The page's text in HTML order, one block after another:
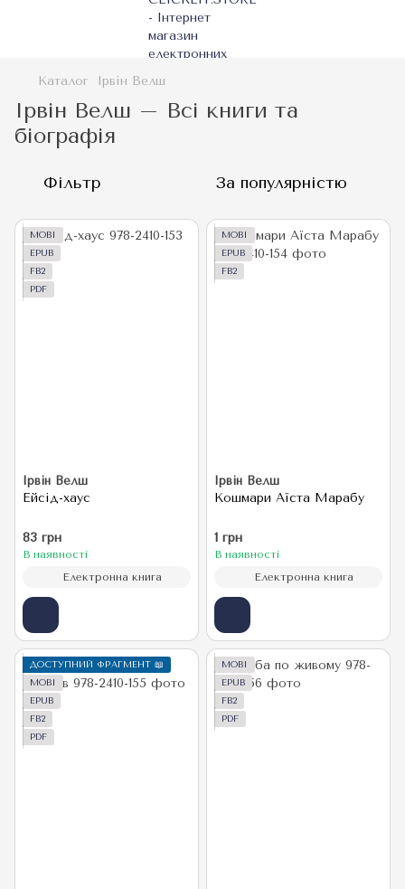
Каталог Ірвін Велш
Ірвін Велш – Всі книги та
біографія
Фільтр За популярністю
MOBI
EPUB
FB2
PDF
Ірвін Велш
Ейсід-хаус
83 грн
В наявності
Електронна книга
MOBI
EPUB
FB2
Ірвін Велш
Кошмари Аїста Марабу
1 грн
В наявності
Електронна книга
ДОСТУПНИЙ ФРАГМЕНТ 📖
MOBI
EPUB
FB2
PDF
MOBI
EPUB
FB2
PDF